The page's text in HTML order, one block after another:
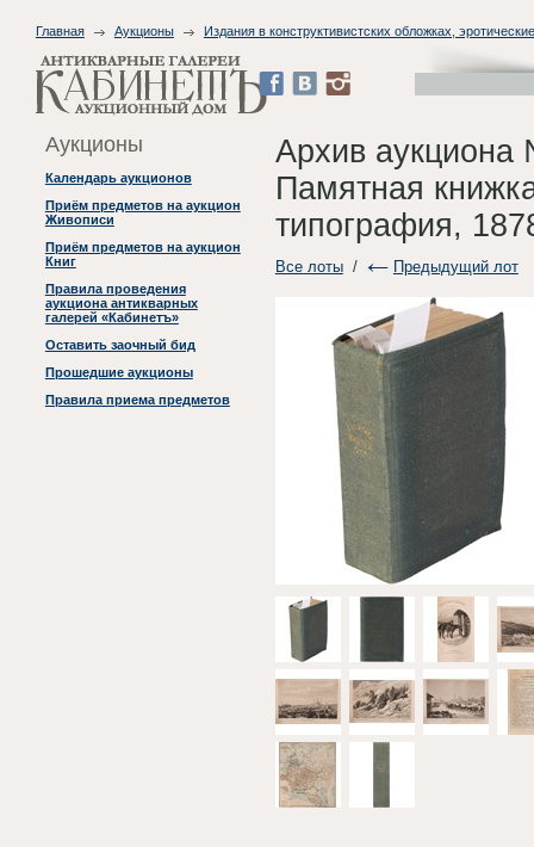
Главная Аукционы Издания в конструктивистских обложках,
Аукционы
Календарь аукционов
Приём предметов на аукцион
Живописи
Приём предметов на аукцион
Книг
Правила проведения
аукциона антикварных
галерей «Кабинетъ»
Оставить заочный бид
Прошедшие аукционы
Правила приема предметов
Архив аукциона
Памятная
типография,
Все лоты/ Предыдущий лот